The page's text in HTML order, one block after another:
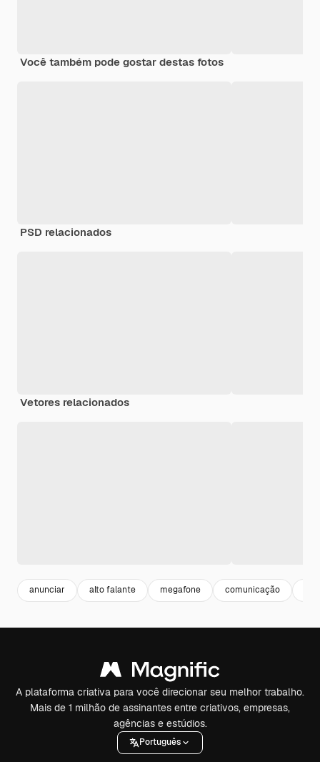
Você também pode gostar destas fotos
PSD relacionados
Vetores relacionados
anunciar alto falante megafone comunicação
A plataforma criativa para você direcionar seu melhor trabalho.
Mais de 1 milhão de assinantes entre criativos, empresas,
agências e estúdios.
Português